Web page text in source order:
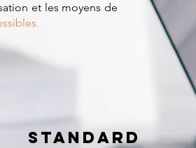
et les moyens de
standard